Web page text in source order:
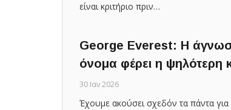
είναι κριτήριο πριν…
George Everest: Η
όνομα φέρει η ψηλότερη
30 Ιαν 2026
Έχουμε ακούσει σχεδόν τα πάντα